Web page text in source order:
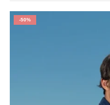
La elegancia que
Las camisas de lino para
más relajado, abierta
-50%